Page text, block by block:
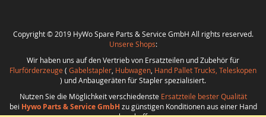
Copyright © 2019 HyWo Spare Parts & Service GmbH All rights reserved.
Unsere Shops:
Wir haben uns auf den Vertrieb von Ersatzteilen und Zubehör für
Flurförderzeuge ( Gabelstapler Hubwagen Hand Pallet Trucks, Teleskopen
) und Anbaugeräten für Stapler spezialisiert.
Nutzen Sie die Möglichkeit verschiedenste Ersatzteile bester Qualität
bei Hywo Parts & Service GmbH zu günstigen Konditionen aus einer Hand